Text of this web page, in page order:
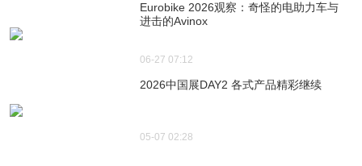
Eurobike 2026观察：奇怪的电助力车与
进击的Avinox
06-27 07:12
2026中国展DAY2 各式产品精彩继续
05-07 02:28